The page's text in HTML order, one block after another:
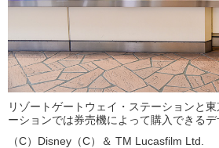
リゾートゲートウェイ・ステーションと
ーションでは券売機によって購入できる
（C）Disney（C）＆ TM Lucasfilm Ltd.